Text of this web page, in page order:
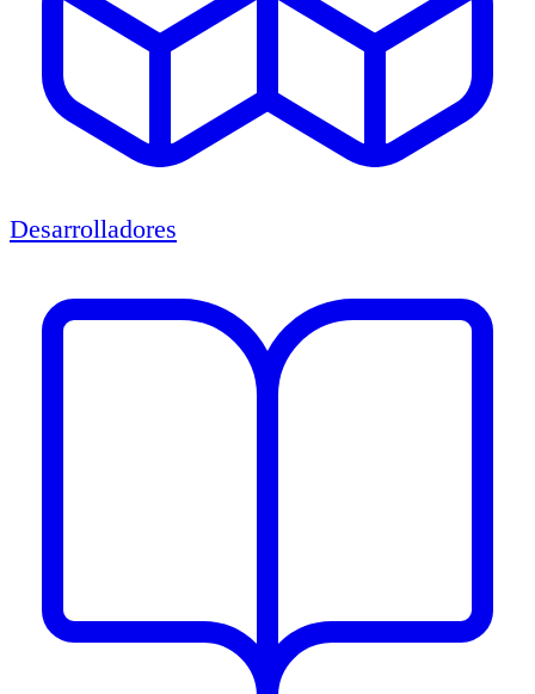
Desarrolladores